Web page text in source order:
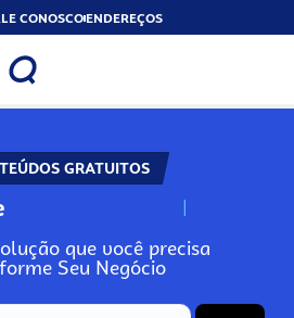
CONOSCOENDEREÇOS
GRATUITOS
N
que você precisa
Seu Negócio